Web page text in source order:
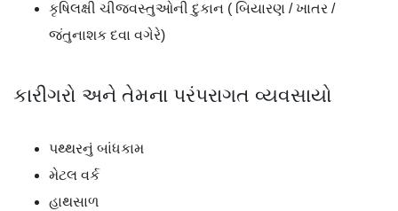
કૃષિલક્ષી ચીજવસ્તુઓની દુકાન ( બિયારણ / ખાતર /
જંતુનાશક દવા વગેરે)
કારીગરો અને તેમના પરંપરાગત વ્યવસાયો
પથ્થરનું બાંધકામ
મેટલ વર્ક
હાથસાળ